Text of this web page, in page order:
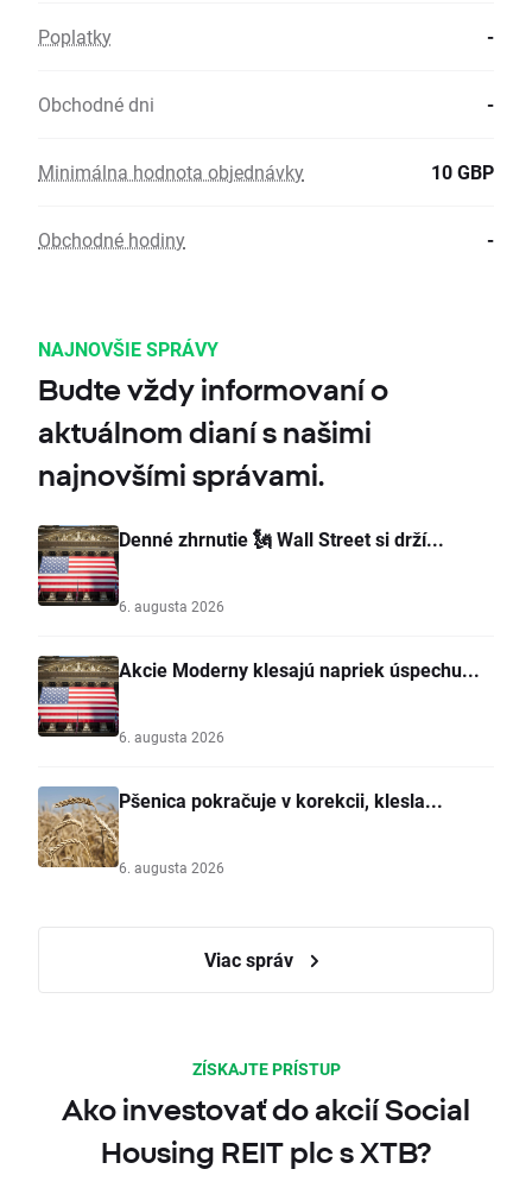
Poplatky -
Obchodné dni -
Minimálna hodnota objednávky 10 GBP
Obchodné hodiny -
NAJNOVŠIE SPRÁVY
Budte vždy informovaní o
aktuálnom dianí s našimi
najnovšími správami.
Denné zhrnutie 🗽 Wall Street si drží...
6. augusta 2026
Akcie Moderny klesajú napriek úspechu...
6. augusta 2026
Pšenica pokračuje v korekcii, klesla...
6. augusta 2026
Viac správ
ZÍSKAJTE PRÍSTUP
Ako investovať do akcií Social
Housing REIT plc s XTB?